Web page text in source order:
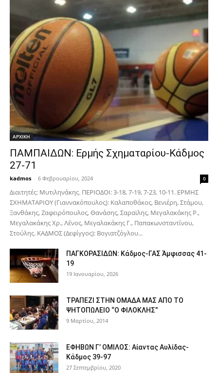
ΑΡΧΙΚΗ
ΠΑΜΠΑΙΔΩΝ: Ερμής Σχηματαρίου-Κάδμος
27-71
kadmos - 6 Φεβρουαρίου, 2024 0
Διαιτητές: Μυτιληνάκης. ΠΕΡΙΟΔΟΙ: 3-18, 7-19, 7-23, 10-11. ΕΡΜΗΣ
ΣΧΗΜΑΤΑΡΙΟΥ (Γιαννακόπουλος): Καλαποθάκος, Βενιέρη, Στάμου,
Ξανθάκης, Ζαφειρόπουλος, Θανάσης, Σαραϊλης, Μεγαλακάκης Ρ.,
Μεγαλακάκης Χρ., Λένος, Μεγαλακάκης Γ., Παπακωνσταντίνου,
Στούλης. ΚΑΔΜΟΣ (Δεφίγγος): Βογιατζόγλου...
ΠΑΓΚΟΡΑΣΙΔΩΝ: Κάδμος-ΓΑΣ Άμφισσας 41-
19
19 Ιανουαρίου, 2026
ΤΡΑΠΕΖΙ ΣΤΗΝ ΟΜΑΔΑ ΜΑΣ ΑΠΟ ΤΟ
ΨΗΤΟΠΩΛΕΙΟ “Ο ΦΙΛΟΚΛΗΣ”
9 Μαρτίου, 2014
ΕΦΗΒΩΝ Γ’ ΟΜΙΛΟΣ: Αίαντας Αυλίδας-
Κάδμος 39-97
27 Σεπτεμβρίου, 2020